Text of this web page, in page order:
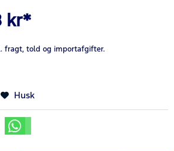
kr*
fragt, told og importafgifter.
Husk